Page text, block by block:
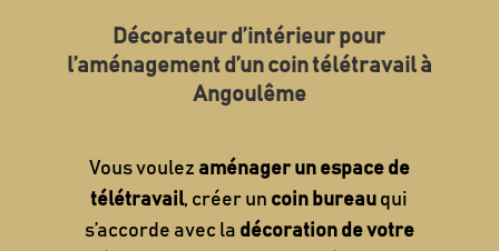
Décorateur d’intérieur pour
l’aménagement d’un coin télétravail à
Angoulême
Vous voulez aménager un espace de
télétravail, créer un coin bureau qui
s’accorde avec la décoration de votre